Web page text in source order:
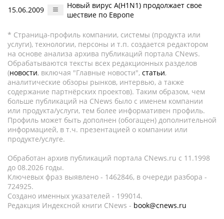
15.06.2009
Новый вирус A(H1N1) продолжает свое
шествие по Европе
* Страница-профиль компании, системы (продукта или
услуги), технологии, персоны и т.п. создается редактором
на основе анализа архива публикаций портала CNews.
Обрабатываются тексты всех редакционных разделов
(новости, включая "Главные новости", статьи,
аналитические обзоры рынков, интервью, а также
содержание партнёрских проектов). Таким образом, чем
больше публикаций на CNews было с именем компании
или продукта/услуги, тем более информативен профиль.
Профиль может быть дополнен (обогащен) дополнительной
информацией, в т.ч. презентацией о компании или
продукте/услуге.
Обработан архив публикаций портала CNews.ru c 11.1998
до 08.2026 годы.
Ключевых фраз выявлено - 1462846, в очереди разбора -
724925.
Создано именных указателей - 199014.
Редакция Индексной книги CNews - book@cnews.ru